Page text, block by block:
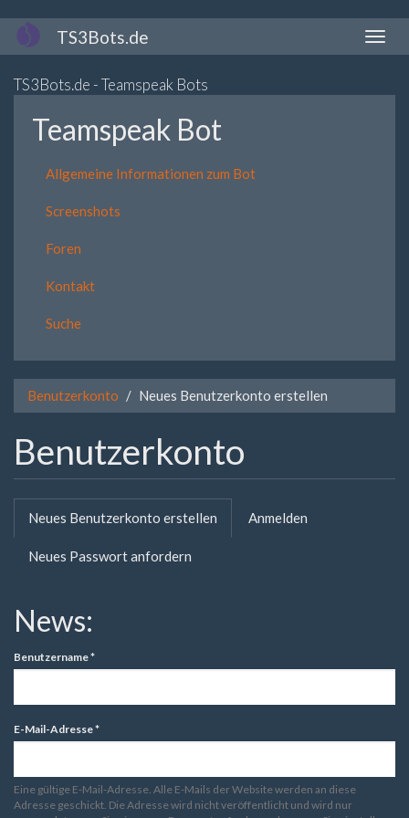
Direkt
zum
TS3Bots.de
TS3Bots.de - Teamspeak Bots
Teamspeak Bot
Allgemeine Informationen zum Bot
Screenshots
Foren
Kontakt
Suche
Benutzerkonto Neues Benutzerkonto erstellen
Benutzerkonto
Primäre
Reiter
Neues Benutzerkonto erstellen (aktiver
Reiter)
Anmelden
Neues Passwort anfordern
News:
Benutzername*
E-Mail-Adresse*
Eine gültige E-Mail-Adresse. Alle E-Mails der Website werden an diese
Adresse geschickt. Die Adresse wird nicht veröffentlicht und wird nur